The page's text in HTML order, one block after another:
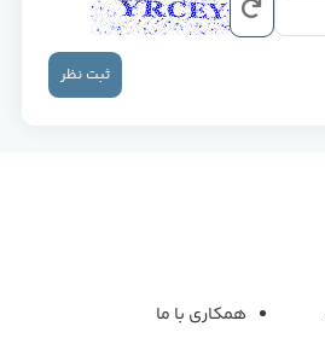
ثبت نظر
همکاری با ما